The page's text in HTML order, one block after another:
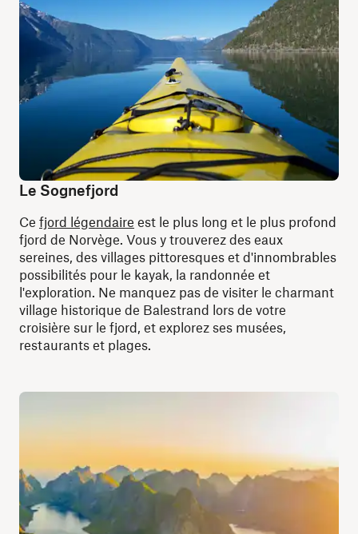
Le Sognefjord
Ce fjord légendaire est le plus long et le plus profond
fjord de Norvège. Vous y trouverez des eaux
sereines, des villages pittoresques et d'innombrables
possibilités pour le kayak, la randonnée et
l'exploration. Ne manquez pas de visiter le charmant
village historique de Balestrand lors de votre
croisière sur le fjord, et explorez ses musées,
restaurants et plages.